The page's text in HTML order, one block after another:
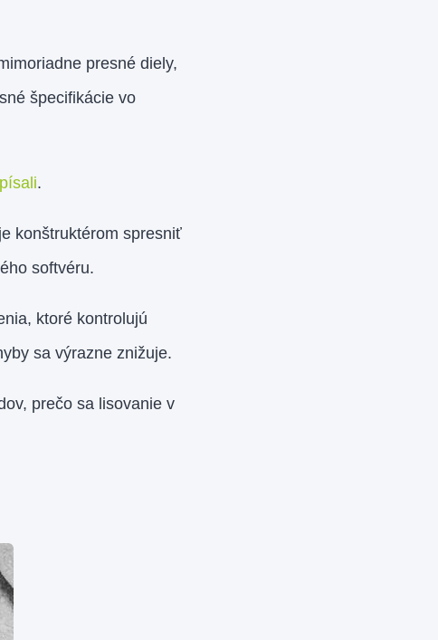
presné diely,
špecifikácie vo
.
konštruktérom spresniť
softvéru.
ktoré kontrolujú
sa výrazne znižuje.
prečo sa lisovanie v